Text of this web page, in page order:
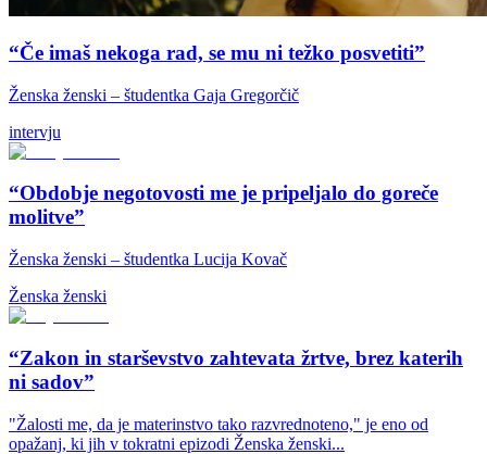
“Če imaš nekoga rad, se mu ni težko posvetiti”
Ženska ženski – študentka Gaja Gregorčič
intervju
“Obdobje negotovosti me je pripeljalo do goreče
molitve”
Ženska ženski – študentka Lucija Kovač
Ženska ženski
“Zakon in starševstvo zahtevata žrtve, brez katerih
ni sadov”
"Žalosti me, da je materinstvo tako razvrednoteno," je eno od
opažanj, ki jih v tokratni epizodi Ženska ženski...